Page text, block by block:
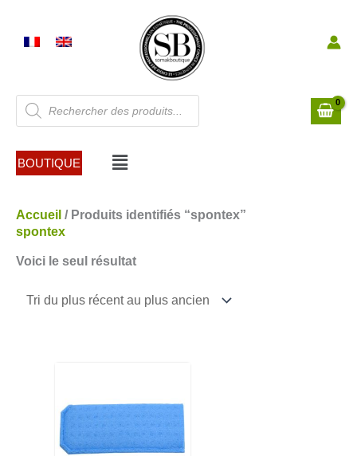
contenu
Recherche
de
produits
BOUTIQUE Menu
Accueil / Produits identifiés “spontex”
spontex
Voici le seul résultat